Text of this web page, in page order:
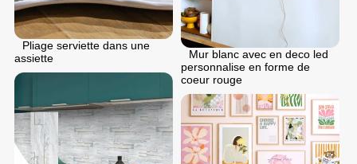
Pliage serviette dans une
assiette
Mur blanc avec en deco led
personnalise en forme de
coeur rouge